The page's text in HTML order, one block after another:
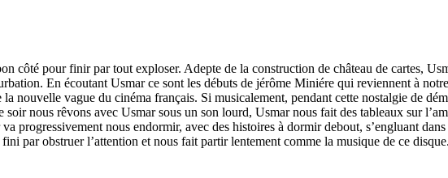
côté pour finir par tout exploser. Adepte de la construction de château de cartes,
En écoutant Usmar ce sont les débuts de jérôme Miniére qui reviennent à
nouvelle vague du cinéma français. Si musicalement, pendant cette nostalgie de
nous rêvons avec Usmar sous un son lourd, Usmar nous fait des tableaux sur
progressivement nous endormir, avec des histoires à dormir debout, s’engluant
par obstruer l’attention et nous fait partir lentement comme la musique de ce disque.